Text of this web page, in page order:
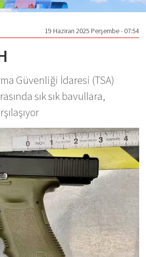
19 Haziran 2025 Perşembe - 07:54
Güvenliği İdaresi (TSA)
sık sık bavullara,